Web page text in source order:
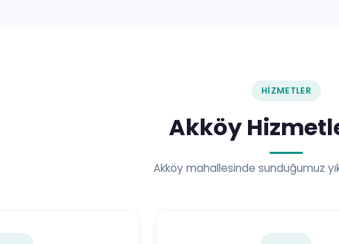
HIZMETLER
Akköy
Akköy mahallesinde sunduğumuz